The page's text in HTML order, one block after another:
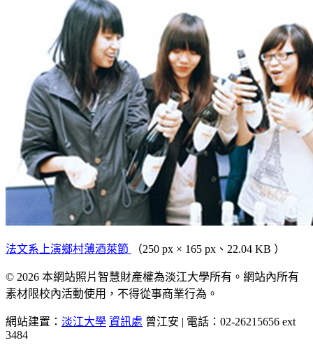
法文系上演鄉村薄酒萊節 （250 px × 165 px、22.04 KB ）
© 2026 本網站照片智慧財產權為淡江大學所有。網站內所有
素材限校內活動使用，不得從事商業行為。
網站建置： 淡江大學 資訊處 曾江安 | 電話：02-26215656 ext
3484